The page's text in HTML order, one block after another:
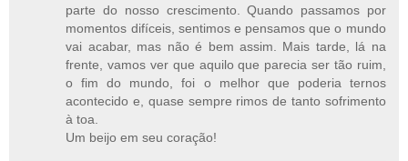
parte do nosso crescimento. Quando passamos por
momentos difíceis, sentimos e pensamos que o mundo
vai acabar, mas não é bem assim. Mais tarde, lá na
frente, vamos ver que aquilo que parecia ser tão ruim,
o fim do mundo, foi o melhor que poderia ternos
acontecido e, quase sempre rimos de tanto sofrimento
à toa.
Um beijo em seu coração!